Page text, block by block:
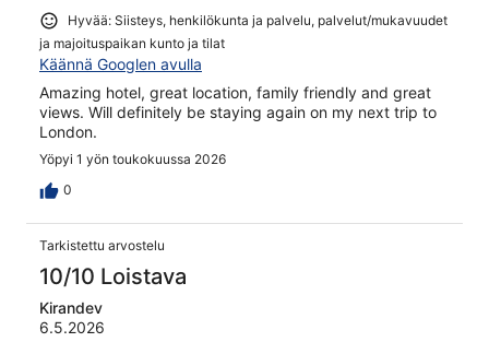
Hyvää: Siisteys, henkilökunta ja palvelu, palvelut/mukavuudet
ja majoituspaikan kunto ja tilat
Käännä Googlen avulla
Amazing hotel, great location, family friendly and great
views. Will definitely be staying again on my next trip to
London.
Yöpyi 1 yön toukokuussa 2026
0
Tarkistettu arvostelu
10/10 Loistava
Kirandev
6.5.2026